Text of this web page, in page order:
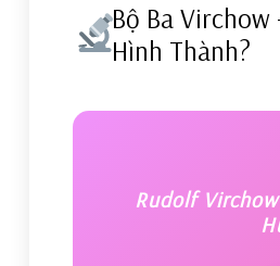
Bộ Ba Virchow
Hình Thành?
Rudolf